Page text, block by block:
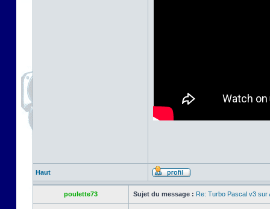
Haut
poulette73 Sujet du message : Re: Turbo Pascal v3 sur